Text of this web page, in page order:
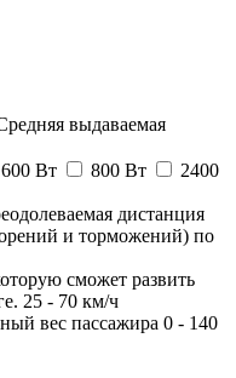
выдаваемая
600 Вт 800 Вт
2400
дистанция
и торможений) по
сможет развить
25 - 70 км/ч
вес пассажира 0 - 140